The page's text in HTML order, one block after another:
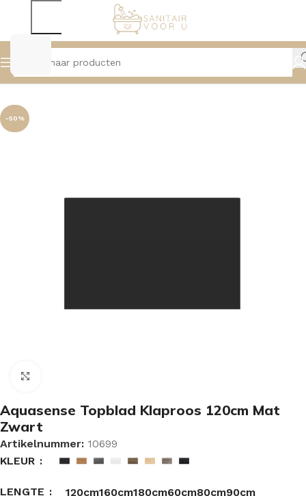
Home Badmeubelen Topbladen
-50%
Aquasense Topblad Klaproos 120cm Mat
Zwart
Artikelnummer: 10699
KLEUR
LENGTE 120cm160cm180cm60cm80cm90cm